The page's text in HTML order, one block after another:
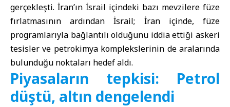
gerçekleşti. İran’ın İsrail içindeki bazı mevzilere füze
fırlatmasının ardından İsrail; İran içinde, füze
programlarıyla bağlantılı olduğunu iddia ettiği askeri
tesisler ve petrokimya komplekslerinin de aralarında
bulunduğu noktaları hedef aldı.
Piyasaların tepkisi: Petrol
düştü, altın dengelendi